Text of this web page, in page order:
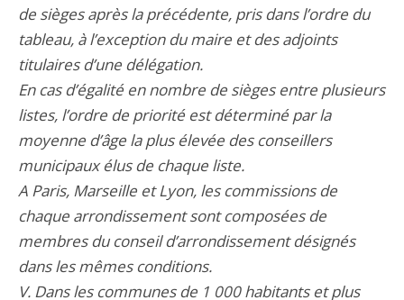
de sièges après la précédente, pris dans l’ordre du
tableau, à l’exception du maire et des adjoints
titulaires d’une délégation.
En cas d’égalité en nombre de sièges entre plusieurs
listes, l’ordre de priorité est déterminé par la
moyenne d’âge la plus élevée des conseillers
municipaux élus de chaque liste.
A Paris, Marseille et Lyon, les commissions de
chaque arrondissement sont composées de
membres du conseil d’arrondissement désignés
dans les mêmes conditions.
V. Dans les communes de 1 000 habitants et plus